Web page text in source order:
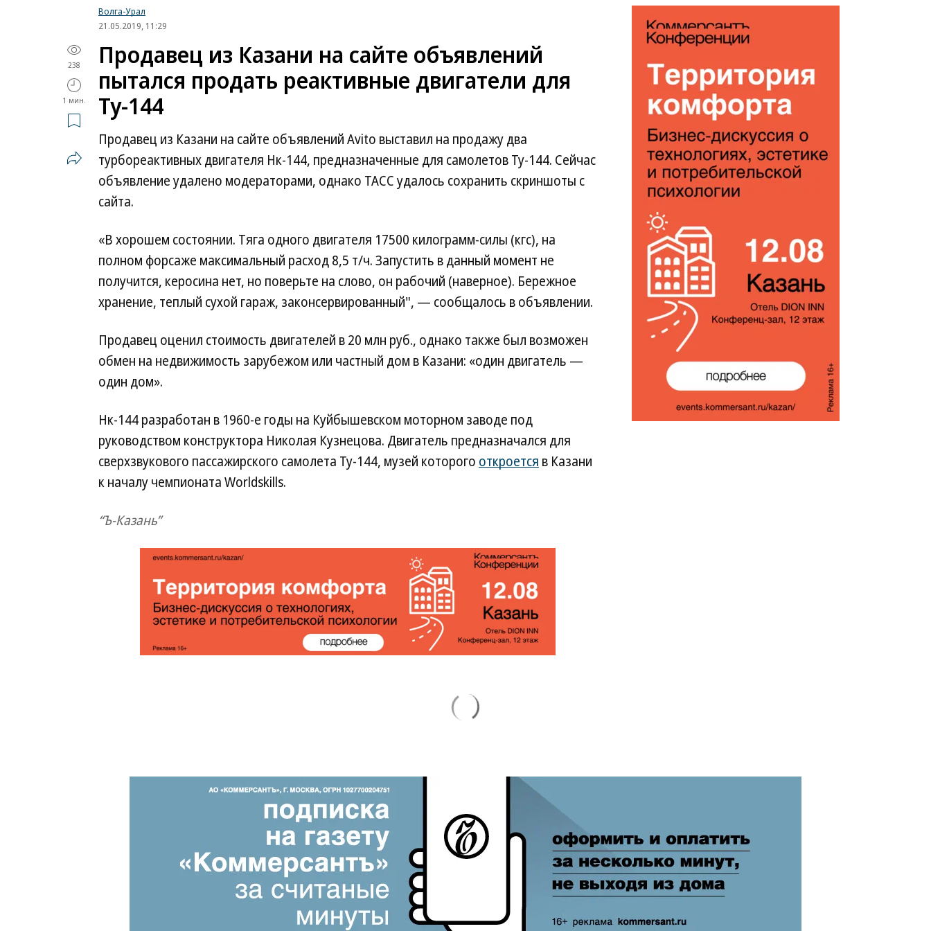
Волга-Урал
21.05.2019, 11:29
238
1 мин.
Продавец из Казани на сайте объявлений
пытался продать реактивные двигатели для
Ту-144
Продавец из Казани на сайте объявлений Avito выставил на продажу два
турбореактивных двигателя Нк-144, предназначенные для самолетов Ту-144. Сейчас
объявление удалено модераторами, однако ТАСС удалось сохранить скриншоты с
сайта.
«В хорошем состоянии. Тяга одного двигателя 17500 килограмм-силы (кгс), на
полном форсаже максимальный расход 8,5 т/ч. Запустить в данный момент не
получится, керосина нет, но поверьте на слово, он рабочий (наверное). Бережное
хранение, теплый сухой гараж, законсервированный", — сообщалось в объявлении.
Продавец оценил стоимость двигателей в 20 млн руб., однако также был возможен
обмен на недвижимость зарубежом или частный дом в Казани: «один двигатель —
один дом».
Нк-144 разработан в 1960-е годы на Куйбышевском моторном заводе под
руководством конструктора Николая Кузнецова. Двигатель предназначался для
сверхзвукового пассажирского самолета Ту-144, музей которого откроется в Казани
к началу чемпионата Worldskills.
“Ъ-Казань”